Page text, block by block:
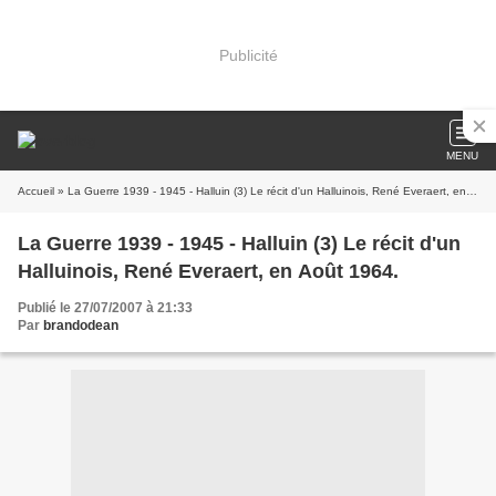
Publicité
MENU
Accueil » La Guerre 1939 - 1945 - Halluin (3) Le récit d'un Halluinois, René Everaert, en Août 1964.
La Guerre 1939 - 1945 - Halluin (3) Le récit d'un
Halluinois, René Everaert, en Août 1964.
Publié le 27/07/2007 à 21:33
Par brandodean